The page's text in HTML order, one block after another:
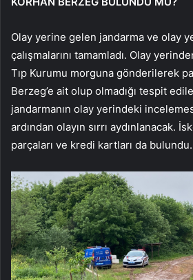
Olay yerine gelen jandarma ve olay
çalışmalarını tamamladı. Olay
Tıp Kurumu morguna gönderilerek
Berzeg’e ait olup olmadığı tespit
jandarmanın olay yerindeki
ardından olayın sırrı aydınlanacak.
parçaları ve kredi kartları da bulundu.